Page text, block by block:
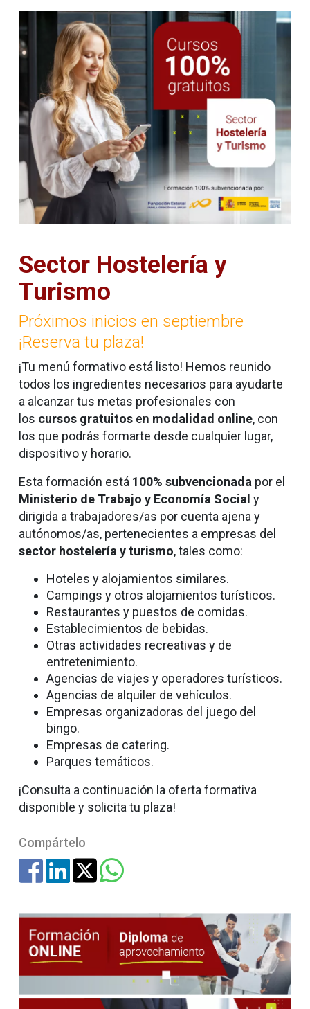
Sector Hostelería y
Turismo
Próximos inicios en septiembre
¡Reserva tu plaza!
¡Tu menú formativo está listo! Hemos reunido
todos los ingredientes necesarios para ayudarte
a alcanzar tus metas profesionales con
los cursos gratuitosen modalidad online, con
los que podrás formarte desde cualquier lugar,
dispositivo y horario.
Esta formación está 100% subvencionada por el
Ministerio de Trabajo y Economía Social y
dirigida a trabajadores/as por cuenta ajena y
autónomos/as, pertenecientes a empresas del
sector hostelería y turismo, tales como:
Hoteles y alojamientos similares.
Campings y otros alojamientos turísticos.
Restaurantes y puestos de comidas.
Establecimientos de bebidas.
Otras actividades recreativas y de
entretenimiento.
Agencias de viajes y operadores turísticos.
Agencias de alquiler de vehículos.
Empresas organizadoras del juego del
bingo.
Empresas de catering.
Parques temáticos.
¡Consulta a continuación la oferta formativa
disponible y solicita tu plaza!
Compártelo